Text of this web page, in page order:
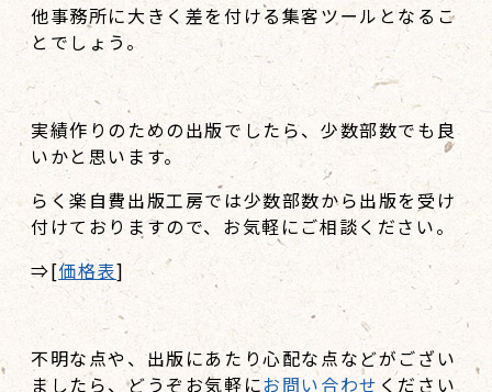
他事務所に大きく差を付ける集客ツールとなるこ
とでしょう。
実績作りのための出版でしたら、少数部数でも良
いかと思います。
らく楽自費出版工房では少数部数から出版を受け
付けておりますので、お気軽にご相談ください。
⇒[価格表]
不明な点や、出版にあたり心配な点などがござい
ましたら、どうぞお気軽にお問い合わせ ください